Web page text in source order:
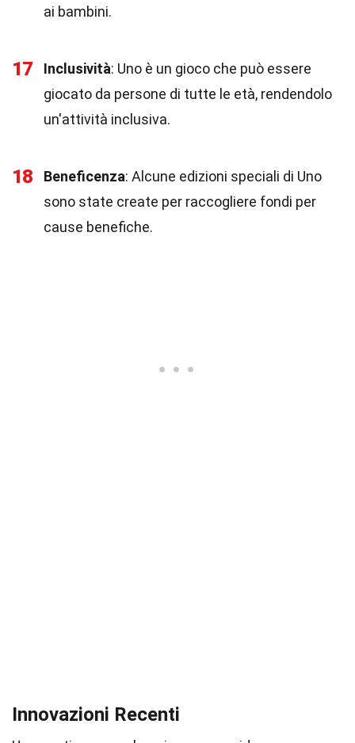
ai bambini.
17 Inclusività: Uno è un gioco che può essere
giocato da persone di tutte le età, rendendolo
un'attività inclusiva.
18 Beneficenza: Alcune edizioni speciali di Uno
sono state create per raccogliere fondi per
cause benefiche.
Innovazioni Recenti